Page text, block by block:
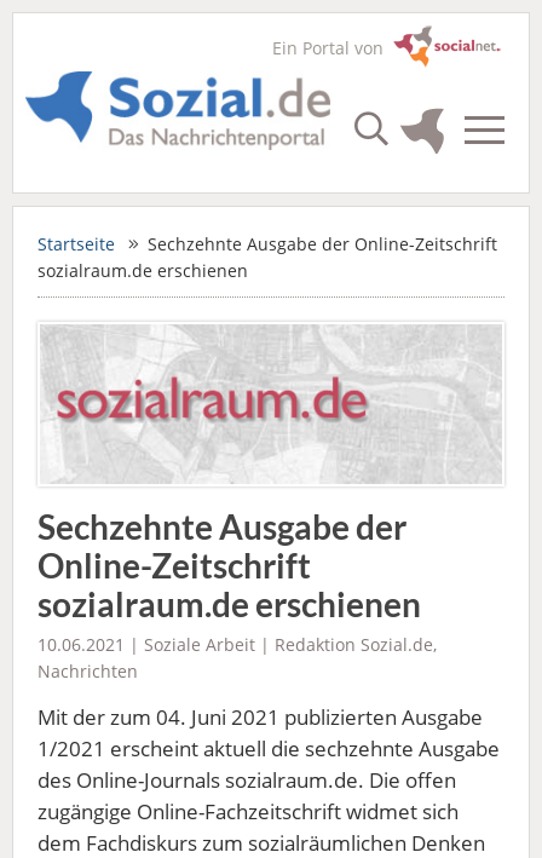
Ein Portal von
Startseite
Sechzehnte Ausgabe der Online-Zeitschrift
sozialraum.de erschienen
Sechzehnte Ausgabe der
Online-Zeitschrift
sozialraum.de erschienen
10.06.2021 | Soziale Arbeit | Redaktion Sozial.de,
Nachrichten
Mit der zum 04. Juni 2021 publizierten Ausgabe
1/2021 erscheint aktuell die sechzehnte Ausgabe
des Online-Journals sozialraum.de. Die offen
zugängige Online-Fachzeitschrift widmet sich
dem Fachdiskurs zum sozialräumlichen Denken